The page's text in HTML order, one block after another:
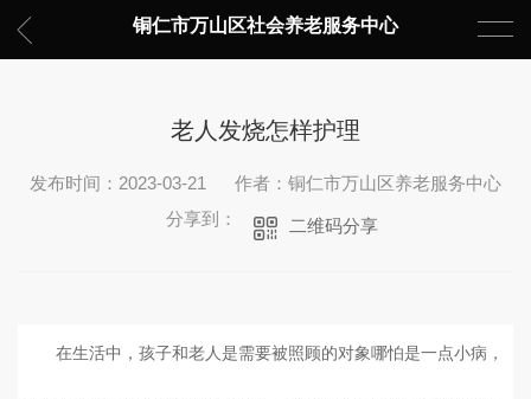
铜仁市万山区社会养老服务中心
老人发烧怎样护理
发布时间：2023-03-21
作者：铜仁市万山区养老服务中心
分享到：
二维码分享
在生活中，孩子和老人是需要被照顾的对象哪怕是一点小病，